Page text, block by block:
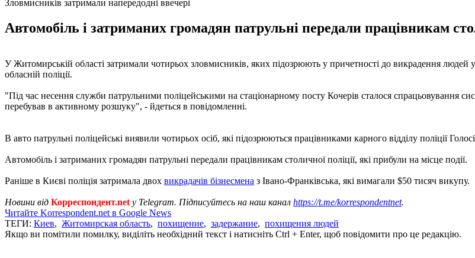
Зловмисників затримали напередодні ввечері
Автомобіль і затриманих громадян патрульні передали працівникам
У Житомирській області затримали чотирьох зловмисників, яких підозрюють у причетності до викрадення
обласній поліції.
"Під час несення служби патрульними поліцейськими на стаціонарному посту Кочерів сталося спрацьовування
перебував в активному розшуку", - йдеться в повідомленні.
В авто патрульні поліцейські виявили чотирьох осіб, які підозрюються працівниками карного відділу поліції
Автомобіль і затриманих громадян патрульні передали працівникам столичної поліції, які прибули на місце події.
Раніше в Києві поліція затримала двох викрадачів бізнесмена з Івано-Франківська, які вимагали $50 тисяч викупу.
Новини від Корреспондент.net у Telegram. Підписуйтесь на наш канал https://t.me/korrespondentnet.
Читайте Korrespondent.net в Google News
ТЕГИ: Киев, Житомирская область, похищение, задержание, похищения людей
Якщо ви помітили помилку, виділіть необхідний текст і натисніть Ctrl + Enter, щоб повідомити про це редакцію.